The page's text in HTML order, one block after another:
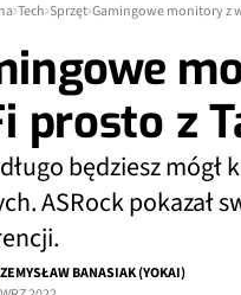
Tech Sprzęt Gamingowe monitory z
prosto z
będziesz
ASRock pokazał
BANASIAK (YOKAI)